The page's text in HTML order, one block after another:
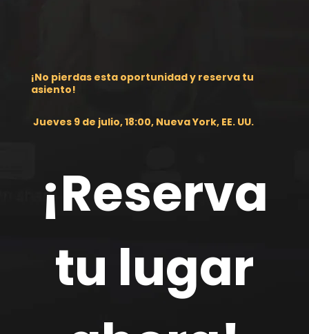
¡No pierdas esta oportunidad y reserva tu
asiento!
Jueves 9 de julio, 18:00, Nueva York, EE. UU.
¡Reserva
tu lugar